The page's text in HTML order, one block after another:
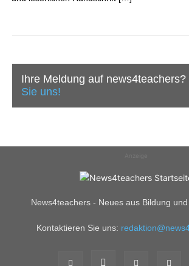
Ihre Meldung auf news4teachers?
Sie uns!
News4teachers - Neues aus Bildung
Kontaktieren Sie uns: